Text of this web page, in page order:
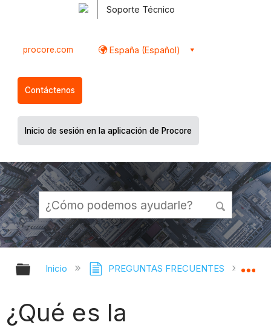
Soporte Técnico
procore.com España (Español)
Contáctenos
Inicio de sesión en la aplicación de Procore
Expandir/contraer jerarquía global
Inicio PREGUNTAS FRECUENTES
¿Qué es la